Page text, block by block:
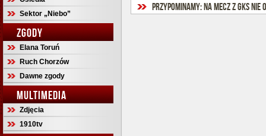
Sektor „Niebo”
ZGODY
Elana Toruń
Ruch Chorzów
Dawne zgody
MULTIMEDIA
Zdjęcia
1910tv
Przypominamy: Na mecz z GKS